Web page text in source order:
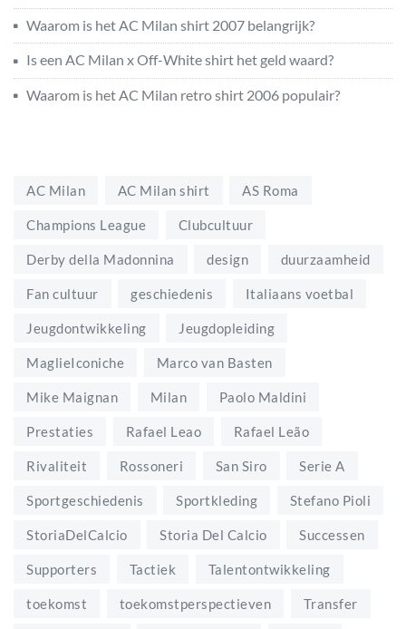
Waarom is het AC Milan shirt 2007 belangrijk?
Is een AC Milan x Off-White shirt het geld waard?
Waarom is het AC Milan retro shirt 2006 populair?
AC Milan AC Milan shirt AS Roma
Champions League Clubcultuur
Derby della Madonnina design duurzaamheid
Fan cultuur geschiedenis Italiaans voetbal
Jeugdontwikkeling Jeugdopleiding
MaglieIconiche Marco van Basten
Mike Maignan Milan Paolo Maldini
Prestaties Rafael Leao Rafael Leão
Rivaliteit Rossoneri San Siro Serie A
Sportgeschiedenis Sportkleding Stefano Pioli
StoriaDelCalcio Storia Del Calcio Successen
Supporters Tactiek Talentontwikkeling
toekomst toekomstperspectieven Transfer